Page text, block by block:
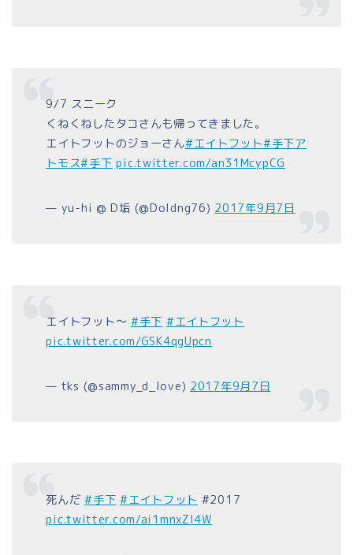
9/7 スニーク
くねくねしたタコさんも帰ってきました。
エイトフットのジョーさん#エイトフット#手下ア
トモス#手下 pic.twitter.com/an31McypCG
— yu-hi @ D垢 (@Doldng76) 2017年9月7日
エイトフット〜 #手下 #エイトフット
pic.twitter.com/GSK4qgUpcn
— tks (@sammy_d_love) 2017年9月7日
死んだ#手下 #エイトフット #2017
pic.twitter.com/ai1mnxZI4W